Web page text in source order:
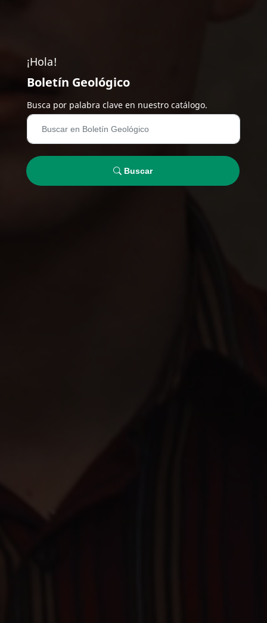
¡Hola!
Boletín Geológico
Busca por palabra clave en nuestro catálogo.
Buscar